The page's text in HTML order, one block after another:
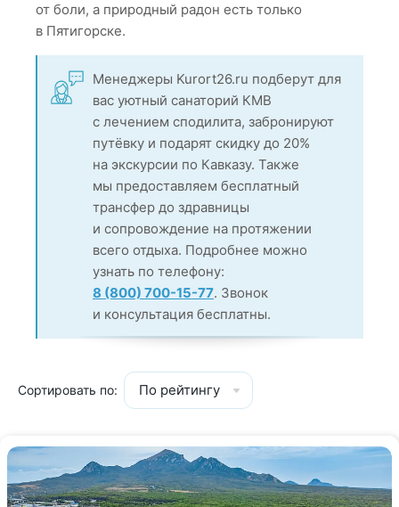
от боли, а природный радон есть только
в Пятигорске.
Менеджеры Kurort26.ru подберут для
вас уютный санаторий КМВ
с лечением сподилита, забронируют
путёвку и подарят скидку до 20%
на экскурсии по Кавказу. Также
мы предоставляем бесплатный
трансфер до здравницы
и сопровождение на протяжении
всего отдыха. Подробнее можно
узнать по телефону:
8 (800) 700-15-77. Звонок
и консультация бесплатны.
Сортировать по: По рейтингу